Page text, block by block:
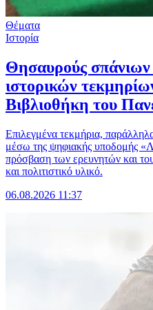
Θέματα
Ιστορία
Θησαυρούς σπάνιων
ιστορικών
Βιβλιοθήκη του
Επιλεγμένα τεκμήρια,
μέσω της ψηφιακής υποδομής
πρόσβαση των ερευνητών και
και πολιτιστικό υλικό.
06.08.2026 11:37